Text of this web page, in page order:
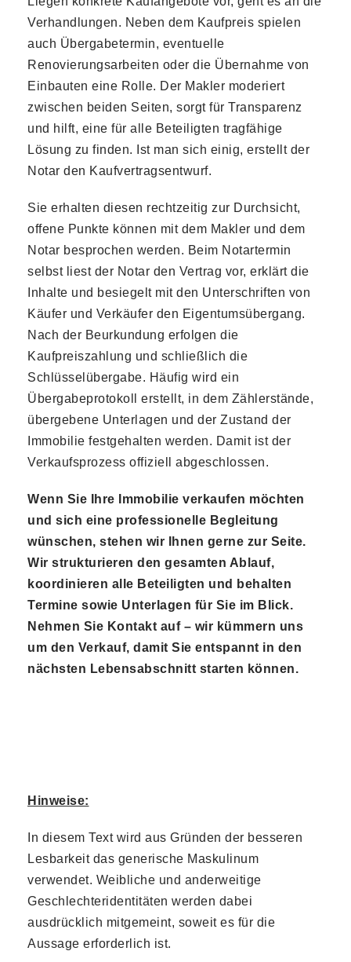
Verhandlungen. Neben dem Kaufpreis spielen
auch Übergabetermin, eventuelle
Renovierungsarbeiten oder die Übernahme von
Einbauten eine Rolle. Der Makler moderiert
zwischen beiden Seiten, sorgt für Transparenz
und hilft, eine für alle Beteiligten tragfähige
Lösung zu finden. Ist man sich einig, erstellt der
Notar den Kaufvertragsentwurf.
Sie erhalten diesen rechtzeitig zur Durchsicht,
offene Punkte können mit dem Makler und dem
Notar besprochen werden. Beim Notartermin
selbst liest der Notar den Vertrag vor, erklärt die
Inhalte und besiegelt mit den Unterschriften von
Käufer und Verkäufer den Eigentumsübergang.
Nach der Beurkundung erfolgen die
Kaufpreiszahlung und schließlich die
Schlüsselübergabe. Häufig wird ein
Übergabeprotokoll erstellt, in dem Zählerstände,
übergebene Unterlagen und der Zustand der
Immobilie festgehalten werden. Damit ist der
Verkaufsprozess offiziell abgeschlossen.
Wenn Sie Ihre Immobilie verkaufen möchten
und sich eine professionelle Begleitung
wünschen, stehen wir Ihnen gerne zur Seite.
Wir strukturieren den gesamten Ablauf,
koordinieren alle Beteiligten und behalten
Termine sowie Unterlagen für Sie im Blick.
Nehmen Sie Kontakt auf – wir kümmern uns
um den Verkauf, damit Sie entspannt in den
nächsten Lebensabschnitt starten können.
Hinweise:
In diesem Text wird aus Gründen der besseren
Lesbarkeit das generische Maskulinum
verwendet. Weibliche und anderweitige
Geschlechteridentitäten werden dabei
ausdrücklich mitgemeint, soweit es für die
Aussage erforderlich ist.